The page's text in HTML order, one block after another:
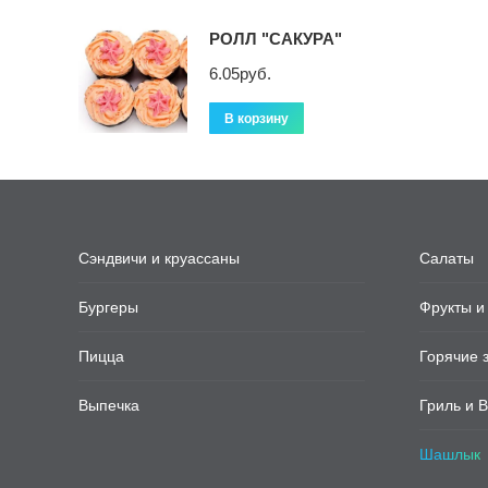
РОЛЛ "САКУРА"
6.05руб.
В корзину
Сэндвичи и круассаны
Бургеры
Пицца
Выпечка
Салаты
Фрукты
Горячие
Гриль и
Шашлык